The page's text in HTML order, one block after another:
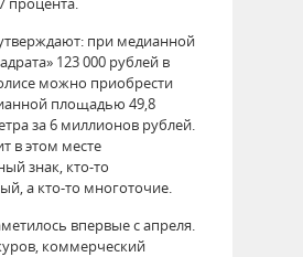
при медианной
123 000 рублей в
можно приобрести
площадью 49,8
за 6 миллионов рублей.
в этом месте
знак, кто-то
а кто-то многоточие.
впервые с апреля.
коммерческий